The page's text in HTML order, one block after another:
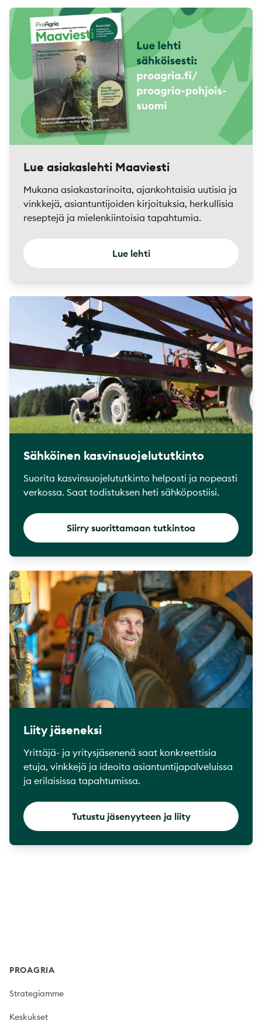
Lue asiakaslehti Maaviesti
Mukana asiakastarinoita, ajankohtaisia uutisia ja
vinkkejä, asiantuntijoiden kirjoituksia, herkullisia
reseptejä ja mielenkiintoisia tapahtumia.
Lue lehti
Sähköinen kasvinsuojelututkinto
Suorita kasvinsuojelututkinto helposti ja nopeasti
verkossa. Saat todistuksen heti sähköpostiisi.
Siirry suorittamaan tutkintoa
Liity jäseneksi
Yrittäjä- ja yritysjäsenenä saat konkreettisia
etuja, vinkkejä ja ideoita asiantuntijapalveluissa
ja erilaisissa tapahtumissa.
Tutustu jäsenyyteen ja liity
PROAGRIA
Strategiamme
Keskukset